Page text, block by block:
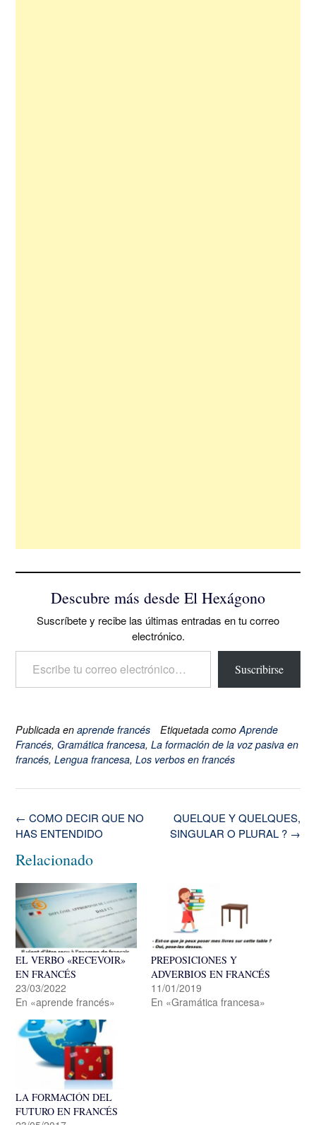
Descubre más desde El Hexágono
Suscríbete y recibe las últimas entradas en tu correo
electrónico.
Escribe tu correo electrónico…
Suscribirse
Publicada en aprende francés Etiquetada comoAprende
Francés, Gramática francesa, La formación de la voz pasiva en
francés, Lengua francesa, Los verbos en francés
Navegación
de
entrada
QUELQUE Y QUELQUES,
SINGULAR O PLURAL ? →
← COMO DECIR QUE NO
HAS ENTENDIDO
Relacionado
EL VERBO «RECEVOIR»
EN FRANCÉS
23/03/2022
En «aprende francés»
PREPOSICIONES Y
ADVERBIOS EN FRANCÉS
11/01/2019
En «Gramática francesa»
LA FORMACIÓN DEL
FUTURO EN FRANCÉS